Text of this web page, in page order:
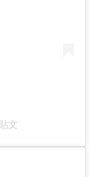
文